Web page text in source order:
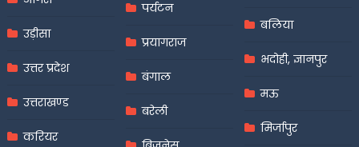
उड़ीसा
उत्तर प्रदेश
उत्तराखण्ड
करियर
पर्यटन
प्रयागराज
बंगाल
बरेली
बलिया
भदोही, ज्ञानपुर
मऊ
मिर्जापुर